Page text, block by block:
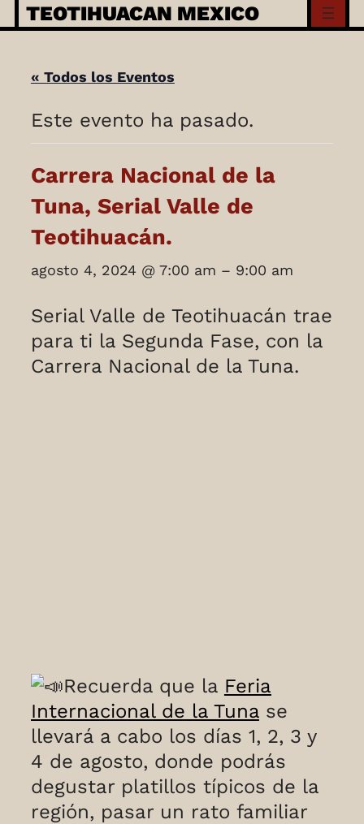
Skip
to
TEOTIHUACAN MEXICO
« Todos los Eventos
Este evento ha pasado.
Carrera Nacional de la
Tuna, Serial Valle de
Teotihuacán.
agosto 4, 2024 @ 7:00 am – 9:00 am
Serial Valle de Teotihuacán trae
para ti la Segunda Fase, con la
Carrera Nacional de la Tuna.
Recuerda que la Feria
Internacional de la Tunase
llevará a cabo los días 1, 2, 3 y
4 de agosto, donde podrás
degustar platillos típicos de la
región, pasar un rato familiar